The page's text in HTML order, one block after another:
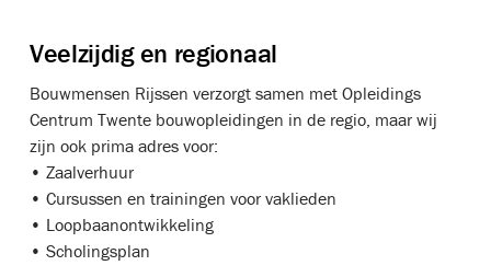
Veelzijdig en regionaal
Bouwmensen Rijssen verzorgt samen met Opleidings
Centrum Twente bouwopleidingen in de regio, maar wij
zijn ook prima adres voor:
• Zaalverhuur
• Cursussen en trainingen voor vaklieden
• Loopbaanontwikkeling
• Scholingsplan